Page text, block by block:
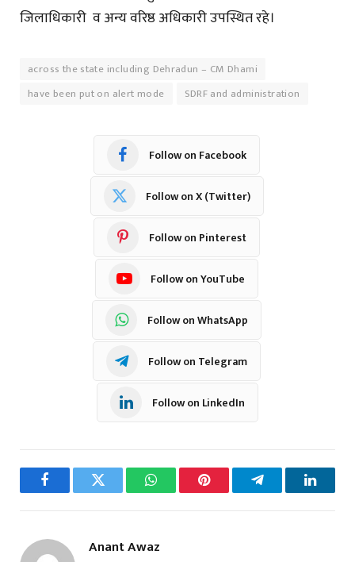
जिलाधिकारी व अन्य वरिष्ठ अधिकारी उपस्थित रहे।
across the state including Dehradun – CM Dhami
have been put on alert mode
SDRF and administration
Follow on Facebook
Follow on X (Twitter)
Follow on Pinterest
Follow on YouTube
Follow on WhatsApp
Follow on Telegram
Follow on LinkedIn
FacebookTwitter WhatsAppPinterest Telegram
Anant Awaz